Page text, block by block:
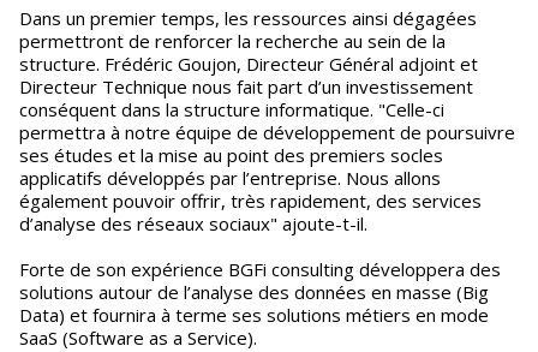
Dans un premier temps, les ressources ainsi dégagées
permettront de renforcer la recherche au sein de la
structure. Frédéric Goujon, Directeur Général adjoint et
Directeur Technique nous fait part d’un investissement
conséquent dans la structure informatique. "Celle-ci
permettra à notre équipe de développement de poursuivre
ses études et la mise au point des premiers socles
applicatifs développés par l’entreprise. Nous allons
également pouvoir offrir, très rapidement, des services
d’analyse des réseaux sociaux" ajoute-t-il.
Forte de son expérience BGFi consulting développera des
solutions autour de l’analyse des données en masse (Big
Data) et fournira à terme ses solutions métiers en mode
SaaS (Software as a Service).